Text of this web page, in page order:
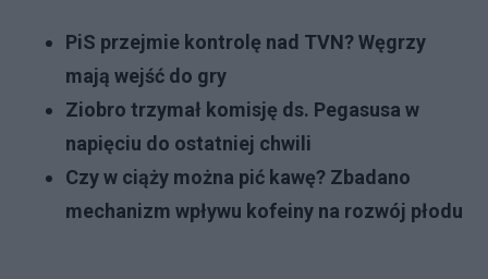
PiS przejmie kontrolę nad TVN? Węgrzy
mają wejść do gry
Ziobro trzymał komisję ds. Pegasusa w
napięciu do ostatniej chwili
Czy w ciąży można pić kawę? Zbadano
mechanizm wpływu kofeiny na rozwój płodu